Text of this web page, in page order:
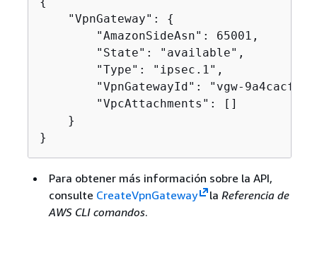
    "VpnGateway":
{
        "AmazonSideAsn": 65001,
        "State": "available",
        "Type": "ipsec.1",
        "VpnGatewayId": "vgw-9a4cacf3",
        "VpcAttachments": []
    }
}
Para obtener más información sobre la API,
consulte CreateVpnGateway laReferencia de
AWS CLI comandos.